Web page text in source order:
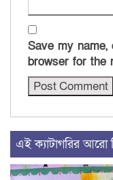
Save my name,
browser for the
এই ক্যাটাগরির আরো